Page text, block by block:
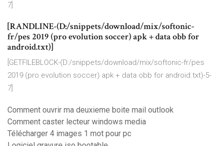
7]
[RANDLINE-(D:/snippets/download/mix/softonic-
fr/pes 2019 (pro evolution soccer) apk + data obb for
android.txt)]
[GETFILEBLOCK-(D:/snippets/download/mix/softonic-fr/pes
2019 (pro evolution soccer) apk + data obb for android.txt)-5-
7]
Comment ouvrir ma deuxieme boite mail outlook
Comment caster lecteur windows media
Télécharger 4 images 1 mot pour pc